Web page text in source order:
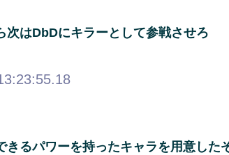
はDbDにキラーとして参戦させろ
きるパワーを持ったキャラを用意したぞ